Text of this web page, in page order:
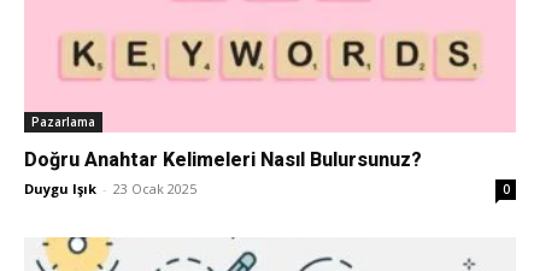
Pazarlama
Doğru Anahtar Kelimeleri Nasıl Bulursunuz?
Duygu Işık - 23 Ocak 2025 0